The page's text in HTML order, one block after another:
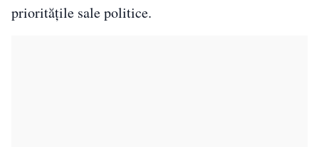
prioritățile sale politice.